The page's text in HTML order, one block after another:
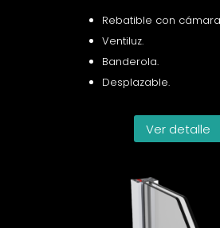
Rebatible con
Ventiluz.
Banderola.
Desplazable.
Ver detalle